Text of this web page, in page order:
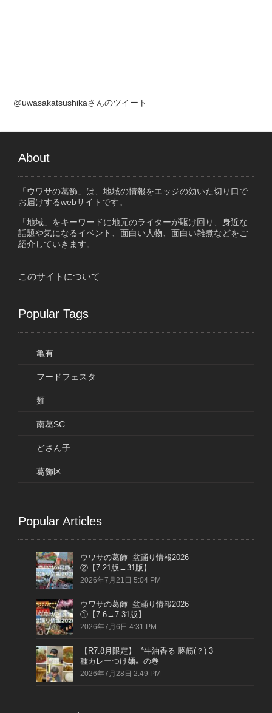
@uwasakatsushikaさんのツイート
About
「ウワサの葛飾」は、地域の情報をエッジの効いた切り口で
お届けするwebサイトです。
「地域」をキーワードに地元のライターが駆け回り、身近な
話題や気になるイベント、面白い人物、面白い雑煮などをご
紹介していきます。
このサイトについて
Popular Tags
亀有
フードフェスタ
麺
南葛SC
どさん子
葛飾区
Popular Articles
ウワサの葛飾 盆踊り情報2026
②【7.21版→31版】
2026年7月21日 5:04 PM
ウワサの葛飾 盆踊り情報2026
①【7.6→7.31版】
2026年7月6日 4:31 PM
【R7.8月限定】〝牛油香る 豚筋(？) 3
種カレーつけ麺〟の巻
2026年7月28日 2:49 PM